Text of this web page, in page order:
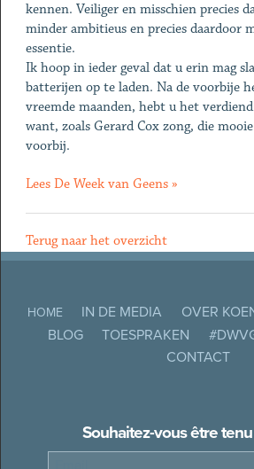
kennen. Veiliger en misschien precies
minder ambitieus en precies daardoor
essentie.
Ik hoop in ieder geval dat u erin mag
batterijen op te laden. Na de voorbije
vreemde maanden, hebt u het
want, zoals Gerard Cox zong, die
voorbij.
Lees De Week van Geens »
Terug naar het overzicht
HOME IN DE MEDIA OVER
BLOG
TOESPRAKEN
CONTACT
Souhaitez-vous être